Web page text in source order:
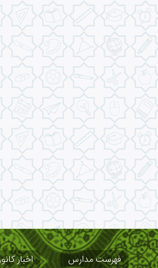
فهرست مدارس اخبار